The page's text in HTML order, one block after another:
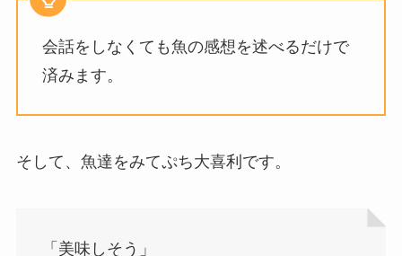
会話をしなくても魚の感想を述べるだけで
済みます。
そして、魚達をみてぷち大喜利です。
「美味しそう」